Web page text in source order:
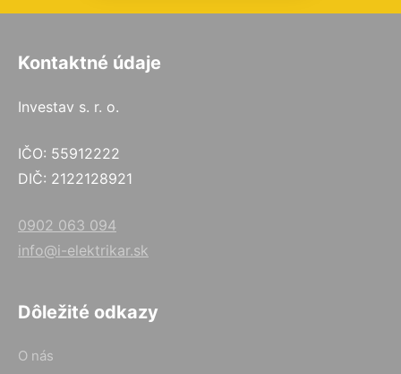
Kontaktné údaje
Investav s. r. o.
IČO: 55912222
DIČ: 2122128921
0902 063 094
info@i-elektrikar.sk
Dôležité odkazy
O nás